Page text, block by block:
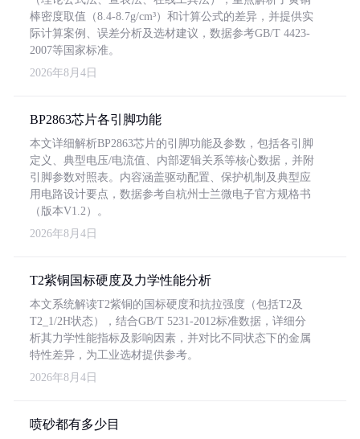
棒密度取值（8.4-8.7g/cm³）和计算公式的差异，并提供实
际计算案例、误差分析及选材建议，数据参考GB/T 4423-
2007等国家标准。
2026年8月4日
BP2863芯片各引脚功能
本文详细解析BP2863芯片的引脚功能及参数，包括各引脚
定义、典型电压/电流值、内部逻辑关系等核心数据，并附
引脚参数对照表。内容涵盖驱动配置、保护机制及典型应
用电路设计要点，数据参考自杭州士兰微电子官方规格书
（版本V1.2）。
2026年8月4日
T2紫铜国标硬度及力学性能分析
本文系统解读T2紫铜的国标硬度和抗拉强度（包括T2及
T2_1/2H状态），结合GB/T 5231-2012标准数据，详细分
析其力学性能指标及影响因素，并对比不同状态下的金属
特性差异，为工业选材提供参考。
2026年8月4日
喷砂都有多少目